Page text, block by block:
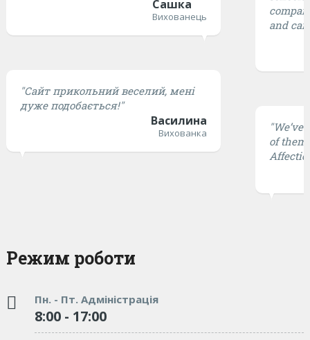
Сашка
Вихованець
"Сайт прикольний веселий, мені
дуже подобається!"
Василина
Вихованка
and
of them
Режим роботи
Пн. - Пт. Адміністрація
8:00 - 17:00